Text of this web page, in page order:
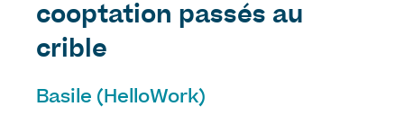
cooptation passés au
crible
Basile (HelloWork)